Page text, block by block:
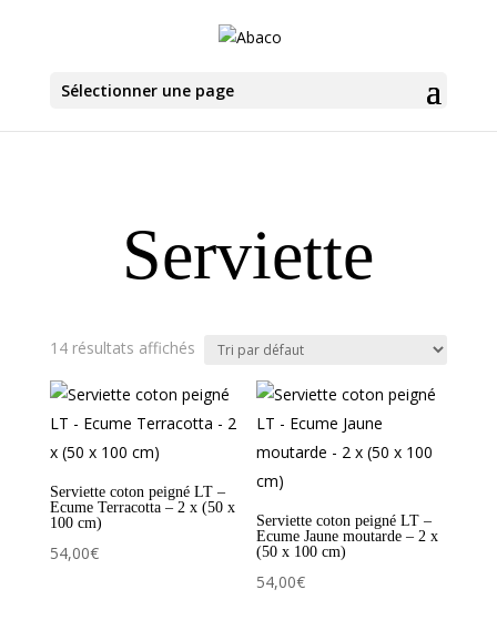
Sélectionner une page
Serviette
14 résultats affichés
Serviette coton peigné LT –
Ecume Terracotta – 2 x (50 x
100 cm)
54,00€
Serviette coton peigné LT –
Ecume Jaune moutarde – 2 x
(50 x 100 cm)
54,00€